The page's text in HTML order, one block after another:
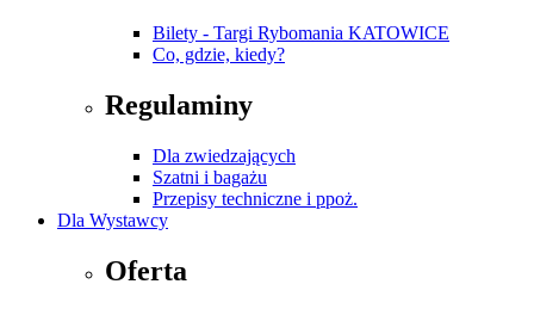
Bilety - Targi Rybomania KATOWICE
Co, gdzie, kiedy?
Regulaminy
Dla zwiedzających
Szatni i bagażu
Przepisy techniczne i ppoż.
Dla Wystawcy
Oferta